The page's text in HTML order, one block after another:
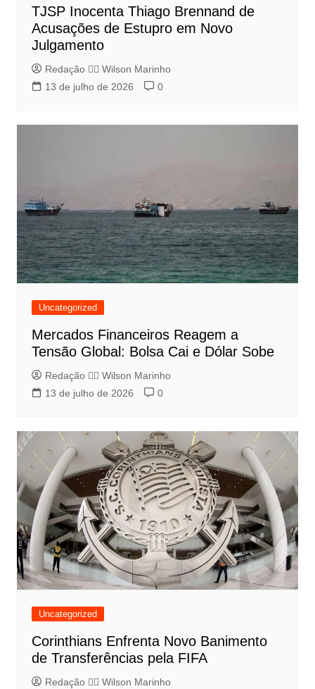
TJSP Inocenta Thiago Brennand de
Acusações de Estupro em Novo
Julgamento
Redação 👨‍⚖️​ Wilson Marinho
13 de julho de 2026
0
Uncategorized
Mercados Financeiros Reagem a
Tensão Global: Bolsa Cai e Dólar Sobe
Redação 👨‍⚖️​ Wilson Marinho
13 de julho de 2026
0
Uncategorized
Corinthians Enfrenta Novo Banimento
de Transferências pela FIFA
Redação 👨‍⚖️​ Wilson Marinho